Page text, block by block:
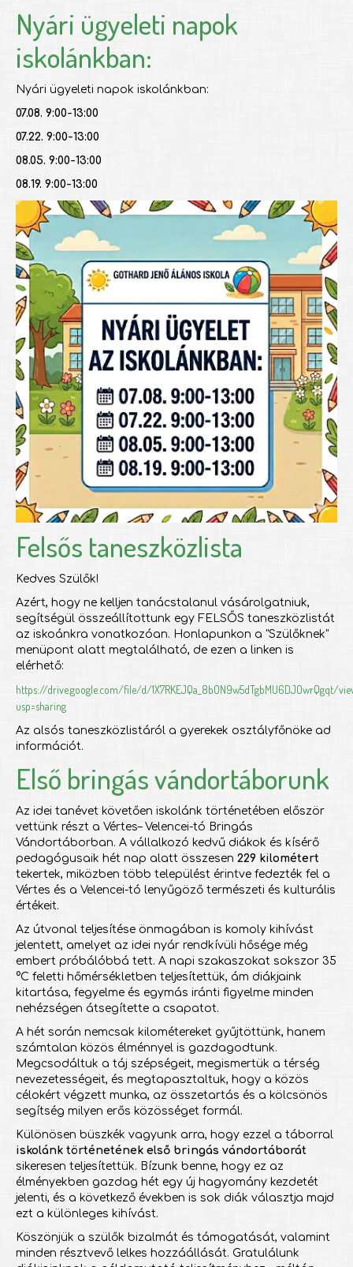
Nyári ügyeleti napok
iskolánkban:
Nyári ügyeleti napok iskolánkban:
07.08. 9:00-13:00
07.22. 9:00-13:00
08.05. 9:00-13:00
08.19. 9:00-13:00
Felsős taneszközlista
Kedves Szülők!
Azért, hogy ne kelljen tanácstalanul vásárolgatniuk,
segítségül összeállítottunk egy FELSŐS taneszközlistát
az iskoánkra vonatkozóan. Honlapunkon a "Szülőknek"
menüpont alatt megtalálható, de ezen a linken is
elérhető:
https://drive.google.com/file/d/1X7RKEJQa_8bON9w5dTgbMU6DJOwrQgqt/
usp=sharing
Az alsós taneszközlistáról a gyerekek osztályfőnöke ad
információt.
Első bringás vándortáborunk
Az idei tanévet követően iskolánk történetében először
vettünk részt a Vértes– Velencei-tó Bringás
Vándortáborban. A vállalkozó kedvű diákok és kísérő
pedagógusaik hét nap alatt összesen 229 kilométert
tekertek, miközben több települést érintve fedezték fel a
Vértes és a Velencei-tó lenyűgöző természeti és kulturális
értékeit.
Az útvonal teljesítése önmagában is komoly kihívást
jelentett, amelyet az idei nyár rendkívüli hősége még
embert próbálóbbá tett. A napi szakaszokat sokszor 35
°C feletti hőmérsékletben teljesítettük, ám diákjaink
kitartása, fegyelme és egymás iránti figyelme minden
nehézségen átsegítette a csapatot.
A hét során nemcsak kilométereket gyűjtöttünk, hanem
számtalan közös élménnyel is gazdagodtunk.
Megcsodáltuk a táj szépségeit, megismertük a térség
nevezetességeit, és megtapasztaltuk, hogy a közös
célokért végzett munka, az összetartás és a kölcsönös
segítség milyen erős közösséget formál.
Különösen büszkék vagyunk arra, hogy ezzel a táborral
iskolánk történetének első bringás vándortáborát
sikeresen teljesítettük. Bízunk benne, hogy ez az
élményekben gazdag hét egy új hagyomány kezdetét
jelenti, és a következő években is sok diák választja majd
ezt a különleges kihívást.
Köszönjük a szülők bizalmát és támogatását, valamint
minden résztvevő lelkes hozzáállását. Gratulálunk